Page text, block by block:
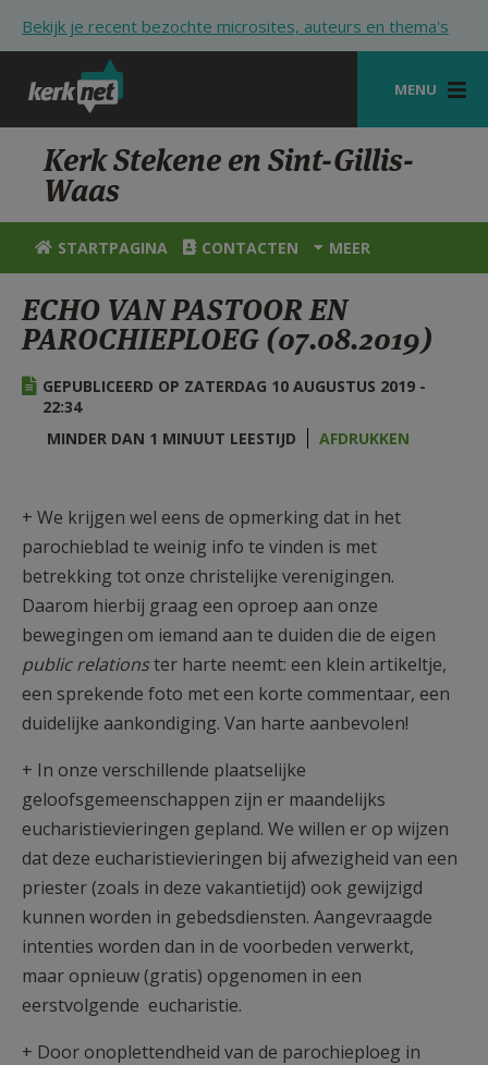
Bekijk je recent bezochte microsites, auteurs en thema's
MENU
STARTPAGINA
KERK
VIERINGEN
ZOEKEN
HULP
STARTPAGINA PORTAAL
AANMELDEN OF REGISTREREN
Kerk Stekene en Sint-Gillis-
Waas
STARTPAGINA CONTACTEN MEER
ECHO VAN PASTOOR EN
PAROCHIEPLOEG (07.08.2019)
GEPUBLICEERD OP ZATERDAG 10 AUGUSTUS 2019 -
22:34
MINDER DAN 1 MINUUT LEESTIJD
AFDRUKKEN
+ We krijgen wel eens de opmerking dat in het
parochieblad te weinig info te vinden is met
betrekking tot onze christelijke verenigingen.
Daarom hierbij graag een oproep aan onze
bewegingen om iemand aan te duiden die de eigen
public relationster harte neemt: een klein artikeltje,
een sprekende foto met een korte commentaar, een
duidelijke aankondiging. Van harte aanbevolen!
+ In onze verschillende plaatselijke
geloofsgemeenschappen zijn er maandelijks
eucharistievieringen gepland. We willen er op wijzen
dat deze eucharistievieringen bij afwezigheid van een
priester (zoals in deze vakantietijd) ook gewijzigd
kunnen worden in gebedsdiensten. Aangevraagde
intenties worden dan in de voorbeden verwerkt,
maar opnieuw (gratis) opgenomen in een
eerstvolgende eucharistie.
+ Door onoplettendheid van de parochieploeg in